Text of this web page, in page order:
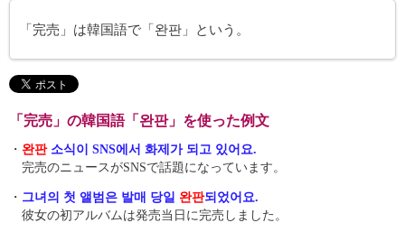
「完売」は韓国語で「완판」という。
「完売」の韓国語「완판」を使った例文
・ 완판소식이 SNS에서 화제가 되고 있어요.
完売のニュースがSNSで話題になっています。
・ 그녀의 첫 앨범은 발매 당일 완판되었어요.
彼女の初アルバムは発売当日に完売しました。